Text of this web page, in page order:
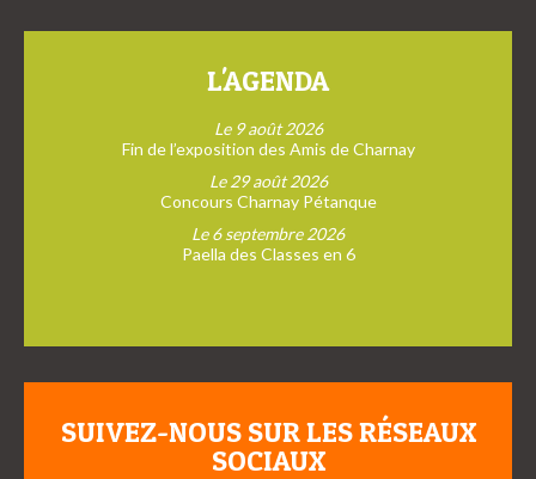
L'AGENDA
Le 9 août 2026
Fin de l’exposition des Amis de Charnay
Le 29 août 2026
Concours Charnay Pétanque
Le 6 septembre 2026
Paella des Classes en 6
SUIVEZ-NOUS SUR LES RÉSEAUX
SOCIAUX